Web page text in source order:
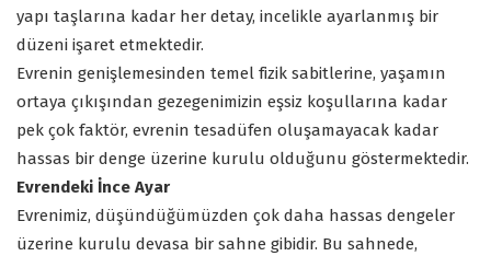
yapı taşlarına kadar her detay, incelikle ayarlanmış bir
düzeni işaret etmektedir.
Evrenin genişlemesinden temel fizik sabitlerine, yaşamın
ortaya çıkışından gezegenimizin eşsiz koşullarına kadar
pek çok faktör, evrenin tesadüfen oluşamayacak kadar
hassas bir denge üzerine kurulu olduğunu göstermektedir.
Evrendeki İnce Ayar
Evrenimiz, düşündüğümüzden çok daha hassas dengeler
üzerine kurulu devasa bir sahne gibidir. Bu sahnede,